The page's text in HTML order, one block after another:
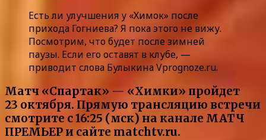
Есть ли улучшения у «Химок» после
прихода Гогниева? Я пока этого не вижу.
Посмотрим, что будет после зимней
паузы. Если его оставят в клубе, —
приводит слова Булыкина Vprognoze.ru.
Матч «Спартак» — «Химки» пройдет
23 октября. Прямую трансляцию встречи
смотрите с 16:25 (мск) на канале МАТЧ
ПРЕМЬЕР и сайте matchtv.ru.